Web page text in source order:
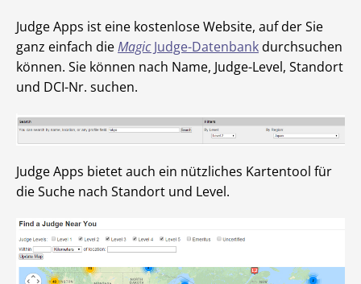
Judge Apps ist eine kostenlose Website, auf der Sie
ganz einfach dieMagicJudge-Datenbank durchsuchen
können. Sie können nach Name, Judge-Level, Standort
und DCI-Nr. suchen.
Judge Apps bietet auch ein nützliches Kartentool für
die Suche nach Standort und Level.